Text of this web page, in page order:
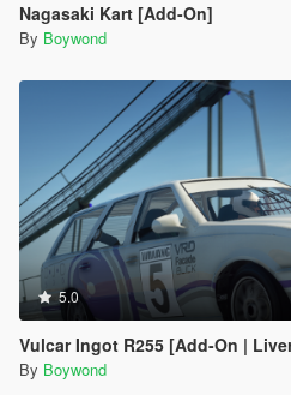
Nagasaki Kart [Add-On]
By Boywond
5.0
Vulcar Ingot R255 [Add-On |
By Boywond